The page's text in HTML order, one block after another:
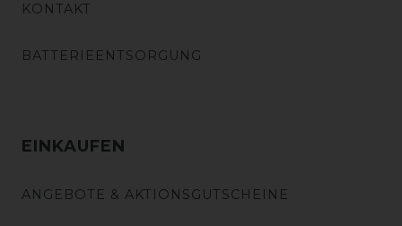
KONTAKT
BATTERIEENTSORGUNG
EINKAUFEN
ANGEBOTE & AKTIONSGUTSCHEINE